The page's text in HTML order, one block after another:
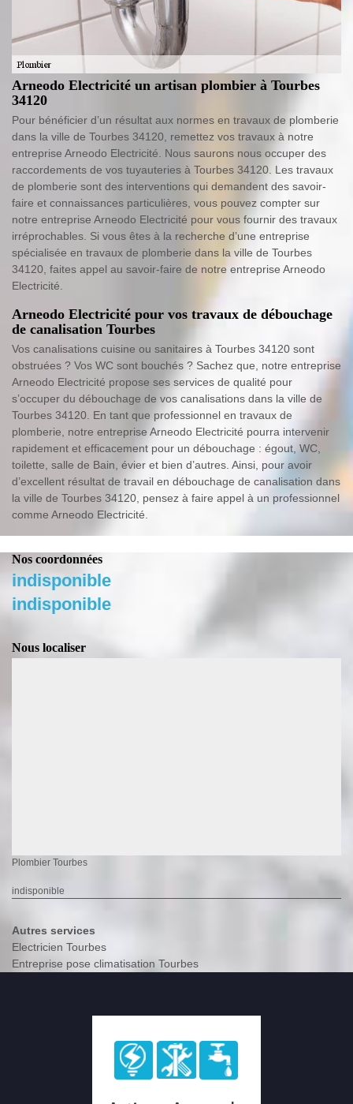
Arneodo Electricité un artisan plombier à Tourbes
34120
Pour bénéficier d’un résultat aux normes en travaux de plomberie
dans la ville de Tourbes 34120, remettez vos travaux à notre
entreprise Arneodo Electricité. Nous saurons nous occuper des
raccordements de vos tuyauteries à Tourbes 34120. Les travaux
de plomberie sont des interventions qui demandent des savoir-
faire et connaissances particulières, vous pouvez compter sur
notre entreprise Arneodo Electricité pour vous fournir des travaux
irréprochables. Si vous êtes à la recherche d’une entreprise
spécialisée en travaux de plomberie dans la ville de Tourbes
34120, faites appel au savoir-faire de notre entreprise Arneodo
Electricité.
Arneodo Electricité pour vos travaux de débouchage
de canalisation Tourbes
Vos canalisations cuisine ou sanitaires à Tourbes 34120 sont
obstruées ? Vos WC sont bouchés ? Sachez que, notre entreprise
Arneodo Electricité propose ses services de qualité pour
s’occuper du débouchage de vos canalisations dans la ville de
Tourbes 34120. En tant que professionnel en travaux de
plomberie, notre entreprise Arneodo Electricité pourra intervenir
rapidement et efficacement pour un débouchage : égout, WC,
toilette, salle de Bain, évier et bien d’autres. Ainsi, pour avoir
d’excellent résultat de travail en débouchage de canalisation dans
la ville de Tourbes 34120, pensez à faire appel à un professionnel
comme Arneodo Electricité.
Nos coordonnées
indisponible
indisponible
Nous localiser
Plombier Tourbes
indisponible
Autres services
Electricien Tourbes
Entreprise pose climatisation Tourbes